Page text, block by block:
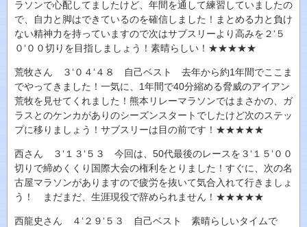
ラソンで心配してましたけど、年間を通して練習していましたの
で、自力と脚はできているのを確信しました！まとめる力と負け
ない精神力を持っていますので次はサブスリーより高みを２‘５
０‘００切りを目指しましょう！素晴らしい！★★★★★
荒牧さん ３‘０４‘４８ 自己ベスト 去年から約1年間でここま
でやってきました！一気に、1年間で40分縮める脅威のアイアン
荒牧を見せてくれました！熊本リレーマラソンではまさかの、ガ
ラスとのケンカがありのシーズンスタートでしたけど次のステッ
プに移りましょう！サブスリーは目の前です！★★★★★
西さん ３‘１３‘５３ 今回は、50代最後のレースを３‘１５‘００
切りで締めくくり国際大会の権利をとりました！すぐに、次の名
古屋マラソンがありますので疲労を抜いて気合入れて行きましょ
う！ まだまだ、生涯現役で辞められません！★★★★★
西龍史さん ４‘２９‘５３ 自己ベスト 素晴らしいタイムで